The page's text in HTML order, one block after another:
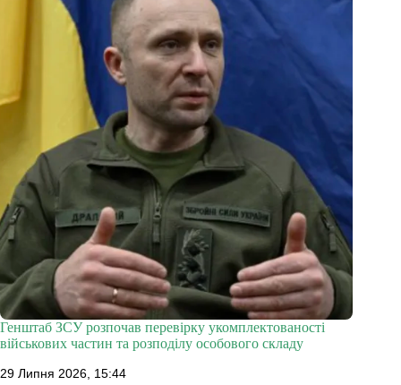
Генштаб ЗСУ розпочав перевірку укомплектованості
військових частин та розподілу особового складу
29 Липня 2026, 15:44